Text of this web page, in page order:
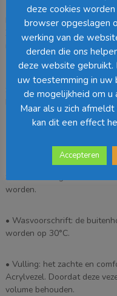
In The Mood heeft een riant
Ze zijn er in vele maten en
moderne en strakke print.
• Materiaal: de buitenhoes
zacht en soepel katoen en
heeft geen specifieke voor-
• Sluiting: de buitenhoes is
worden.
• Wasvoorschrift: de
worden op 30°C.
• Vulling: het zachte en
Acrylvezel. Doordat deze
volume behouden.
deze cookies
browser opgeslagen
werking van de
derden die ons
deze website
uw toestemming in uw
de mogelijkheid om u
Maar als u zich
kan dit een effect
Accepteren